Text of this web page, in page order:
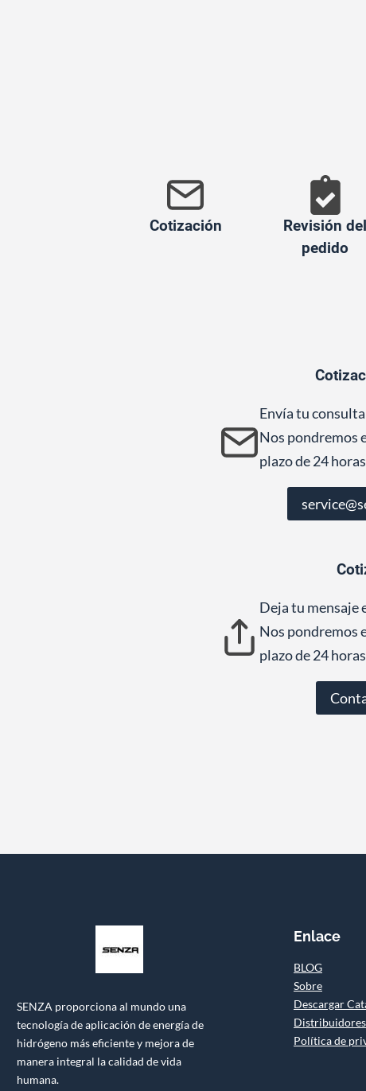
Cotización
Revisión del
pedido
Envía tu
Nos pondremos
plazo de 24 horas
Deja tu mensaje
Nos pondremos
plazo de 24
SENZA proporciona al mundo una
tecnología de aplicación de energía de
hidrógeno más eficiente y mejora de
manera integral la calidad de vida
humana.
Enlace
BLOG
Sobre
Descargar
Distribuidores
Política de